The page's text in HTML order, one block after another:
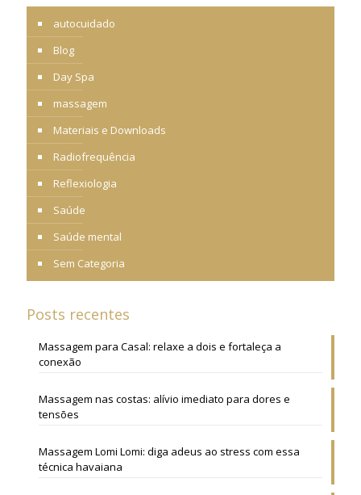
autocuidado
Blog
Day Spa
massagem
Materiais e Downloads
Radiofrequência
Reflexiologia
Saúde
Saúde mental
Sem Categoria
Posts recentes
Massagem para Casal: relaxe a dois e fortaleça a
conexão
Massagem nas costas: alívio imediato para dores e
tensões
Massagem Lomi Lomi: diga adeus ao stress com essa
técnica havaiana